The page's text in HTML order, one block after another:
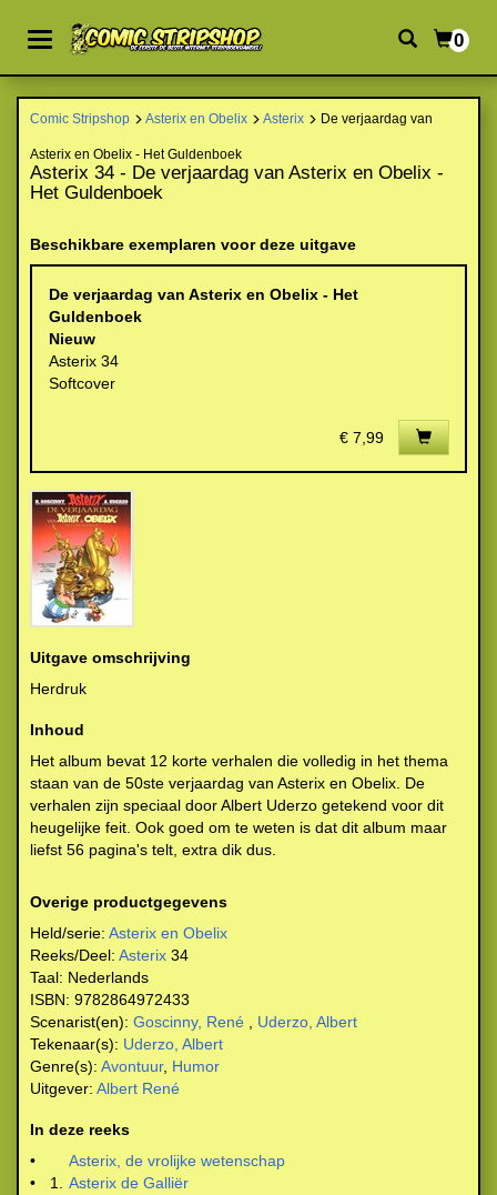
0
Comic Stripshop Asterix en Obelix Asterix De verjaardag van
Asterix en Obelix - Het Guldenboek
Asterix 34 - De verjaardag van Asterix en Obelix -
Het Guldenboek
Beschikbare exemplaren voor deze uitgave
De verjaardag van Asterix en Obelix - Het
Guldenboek
Nieuw
Asterix 34
Softcover
€ 7,99
Uitgave omschrijving
Herdruk
Inhoud
Het album bevat 12 korte verhalen die volledig in het thema
staan van de 50ste verjaardag van Asterix en Obelix. De
verhalen zijn speciaal door Albert Uderzo getekend voor dit
heugelijke feit. Ook goed om te weten is dat dit album maar
liefst 56 pagina's telt, extra dik dus.
Overige productgegevens
Held/serie: Asterix en Obelix
Reeks/Deel: Asterix 34
Taal: Nederlands
ISBN: 9782864972433
Scenarist(en): Goscinny, René
Uderzo, Albert
Tekenaar(s): Uderzo, Albert
Genre(s): Avontuur, Humor
Uitgever: Albert René
In deze reeks
•
Asterix, de vrolijke wetenschap
•
1.
Asterix de Galliër